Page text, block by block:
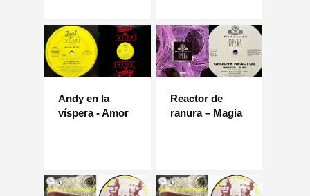
Andy en la
víspera - Amor
Reactor de
ranura – Magia